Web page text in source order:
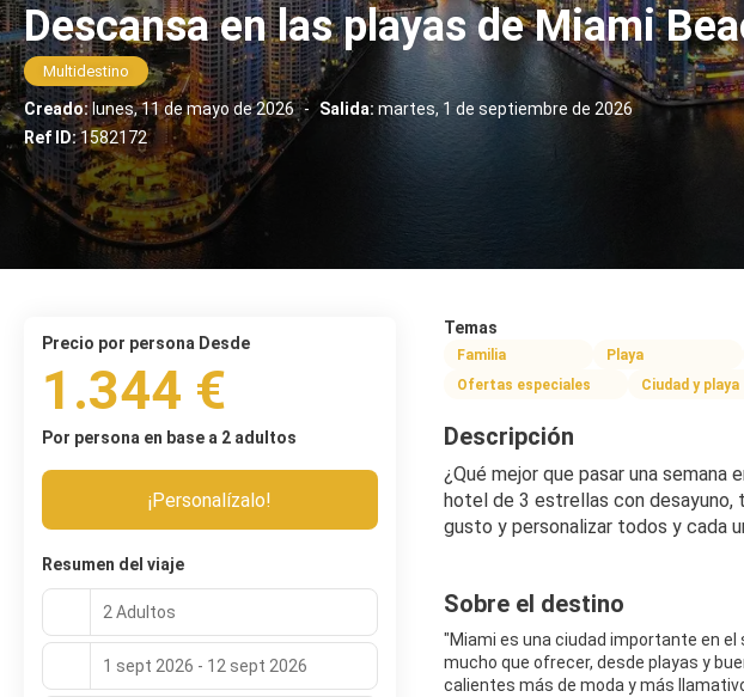
Descansa en las playas de Miami
Multidestino
Creado: lunes, 11 de mayo de 2026 - Salida: martes, 1 de septiembre de 2026
Ref ID:1582172
Temas
Familia Playa
Ofertas especiales
Ciudad y playa
Descripción
¿Qué mejor que pasar una
hotel de 3 estrellas con desayuno,
gusto y personalizar todos y cada
Sobre el destino
"Miami es una ciudad importante en
mucho que ofrecer, desde playas y
calientes más de moda y más
precio por persona Desde
1.344 €
Por persona en base a 2 adultos
¡Personalízalo!
Resumen del viaje
2 Adultos
1 sept 2026 - 12 sept 2026